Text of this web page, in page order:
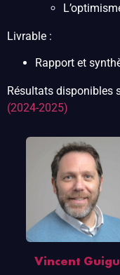
Livrable :
Rapport et
Résultats disponibles
(2024-2025)
Vincent